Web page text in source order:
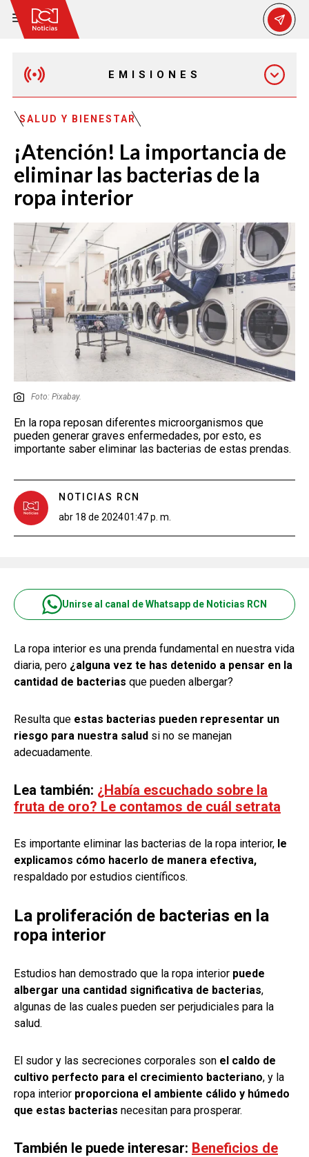
EMISIONES
EMISIÓN 12:30 PM
EMISIÓN 7:00 PM
SALUD Y BIENESTAR
¡Atención! La importancia de
eliminar las bacterias de la
ropa interior
Foto: Pixabay.
En la ropa reposan diferentes microorganismos que
pueden generar graves enfermedades, por esto, es
importante saber eliminar las bacterias de estas prendas.
NOTICIAS RCN
abr 18 de 202401:47 p. m.
Unirse al canal de Whatsapp de Noticias RCN
La ropa interior es una prenda fundamental en nuestra vida
diaria, pero ¿alguna vez te has detenido a pensar en la
cantidad de bacterias que pueden albergar?
Resulta que estas bacterias pueden representar un
riesgo para nuestra salud si no se manejan
adecuadamente.
Lea también: ¿Había escuchado sobre la
fruta de oro? Le contamos de cuál setrata
Es importante eliminar las bacterias de la ropa interior, le
explicamos cómo hacerlo de manera efectiva,
respaldado por estudios científicos.
La proliferación de bacterias en la
ropa interior
Estudios han demostrado que la ropa interior puede
albergar una cantidad significativa de bacterias,
algunas de las cuales pueden ser perjudiciales para la
salud.
El sudor y las secreciones corporales son el caldo de
cultivo perfecto para el crecimiento bacteriano, y la
ropa interior proporciona el ambiente cálido y húmedo
que estas bacterias necesitan para prosperar.
También le puede interesar: Beneficios de